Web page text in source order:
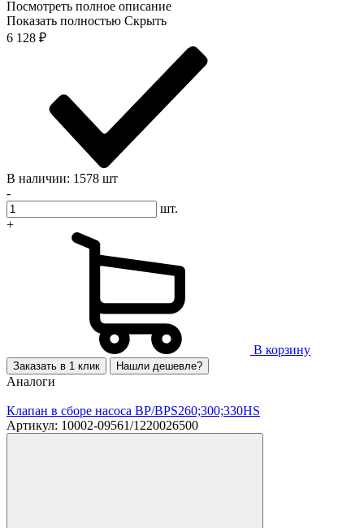
Посмотреть полное описание
Показать полностью Скрыть
6 128 ₽
В наличии: 1578 шт
-
шт.
+
В корзину
Заказать в 1 клик Нашли дешевле?
Аналоги
Клапан в сборе насоса BP/BPS260;300;330HS
Артикул: 10002-09561/1220026500